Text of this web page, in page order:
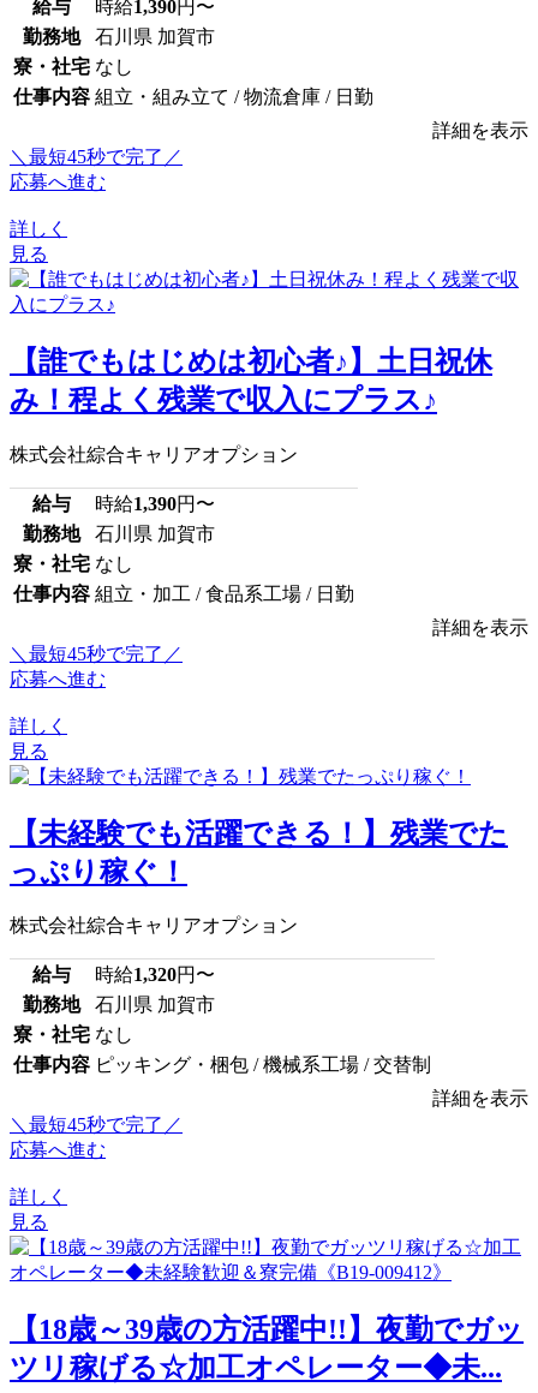
給与 時給1,390円〜
勤務地
石川県 加賀市
寮・社宅 なし
仕事内容 組立・組み立て / 物流倉庫 / 日勤
詳細を表示
＼最短45秒で完了／
応募へ進む
詳しく
見る
【誰でもはじめは初心者♪】土日祝休
み！程よく残業で収入にプラス♪
株式会社綜合キャリアオプション
給与 時給1,390円〜
勤務地
石川県 加賀市
寮・社宅 なし
仕事内容 組立・加工 / 食品系工場 / 日勤
詳細を表示
＼最短45秒で完了／
応募へ進む
詳しく
見る
【未経験でも活躍できる！】残業でた
っぷり稼ぐ！
株式会社綜合キャリアオプション
給与 時給1,320円〜
勤務地
石川県 加賀市
寮・社宅 なし
仕事内容 ピッキング・梱包 / 機械系工場 / 交替制
詳細を表示
＼最短45秒で完了／
応募へ進む
詳しく
見る
【18歳～39歳の方活躍中!!】夜勤でガッ
ツリ稼げる☆加工オペレーター◆未...